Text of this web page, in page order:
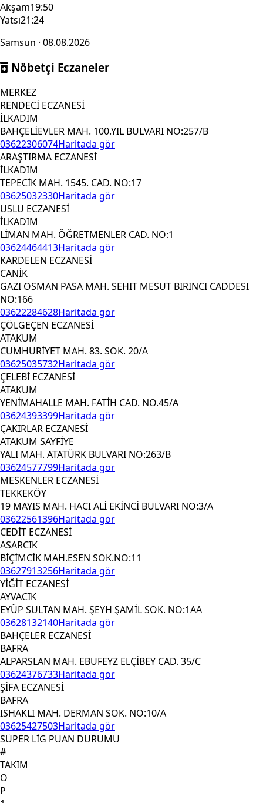
Akşam19:50
Yatsı21:24
Samsun · 08.08.2026
Nöbetçi Eczaneler
MERKEZ
RENDECİ ECZANESİ
İLKADIM
BAHÇELİEVLER MAH. 100.YIL BULVARI NO:257/B
03622306074Haritada gör
ARAŞTIRMA ECZANESİ
İLKADIM
TEPECİK MAH. 1545. CAD. NO:17
03625032330Haritada gör
USLU ECZANESİ
İLKADIM
LİMAN MAH. ÖĞRETMENLER CAD. NO:1
03624464413Haritada gör
KARDELEN ECZANESİ
CANİK
GAZI OSMAN PASA MAH. SEHIT MESUT BIRINCI CADDESI
NO:166
03622284628Haritada gör
ÇÖLGEÇEN ECZANESİ
ATAKUM
CUMHURİYET MAH. 83. SOK. 20/A
03625035732Haritada gör
ÇELEBİ ECZANESİ
ATAKUM
YENİMAHALLE MAH. FATİH CAD. NO.45/A
03624393399Haritada gör
ÇAKIRLAR ECZANESİ
ATAKUM SAYFİYE
YALI MAH. ATATÜRK BULVARI NO:263/B
03624577799Haritada gör
MESKENLER ECZANESİ
TEKKEKÖY
19 MAYIS MAH. HACI ALİ EKİNCİ BULVARI NO:3/A
03622561396Haritada gör
CEDİT ECZANESİ
ASARCIK
BİÇİMCİK MAH.ESEN SOK.NO:11
03627913256Haritada gör
YİĞİT ECZANESİ
AYVACIK
EYÜP SULTAN MAH. ŞEYH ŞAMİL SOK. NO:1AA
03628132140Haritada gör
BAHÇELER ECZANESİ
BAFRA
ALPARSLAN MAH. EBUFEYZ ELÇİBEY CAD. 35/C
03624376733Haritada gör
ŞİFA ECZANESİ
BAFRA
ISHAKLI MAH. DERMAN SOK. NO:10/A
03625427503Haritada gör
SÜPER LİG PUAN DURUMU
#
TAKIM
O
P